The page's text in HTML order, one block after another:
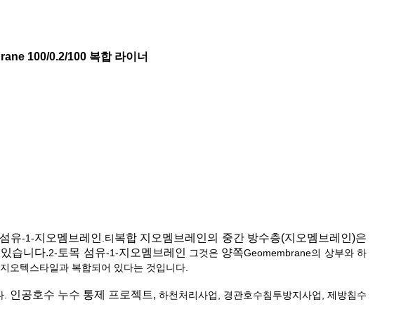
100/0.2/100 복합 라이너
유-1-지오멤브레인 .티복합 지오멤브레인의 중간 방수층(지오멤브레인)은
습니다.2- 토목 섬유-1-지오멤브레인 그것은 양쪽Geomembrane의 상부와 하
오텍스타일과 복합되어 있다는 것입니다.
인공호수 누수 통제 프로젝트, 하천처리사업, 경관호수침투방지사업, 제방침수